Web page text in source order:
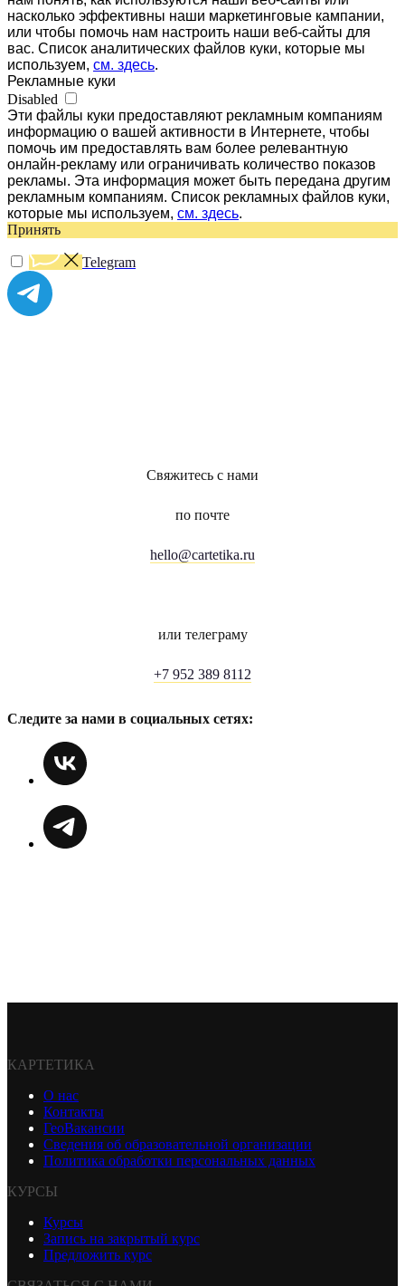
насколько эффективны наши маркетинговые кампании,
или чтобы помочь нам настроить наши веб-сайты для
вас. Список аналитических файлов куки, которые мы
используем, см. здесь.
Рекламные куки
Disabled
Эти файлы куки предоставляют рекламным компаниям
информацию о вашей активности в Интернете, чтобы
помочь им предоставлять вам более релевантную
онлайн-рекламу или ограничивать количество показов
рекламы. Эта информация может быть передана другим
рекламным компаниям. Список рекламных файлов куки,
которые мы используем, см. здесь.
Принять
Telegram
Свяжитесь с нами
по почте
hello@cartetika.ru
или телеграму
+7 952 389 8112
Следите за нами в социальных сетях:
КАРТЕТИКА
О нас
Контакты
ГеоВакансии
Сведения об образовательной организации
Политика обработки персональных данных
КУРСЫ
Курсы
Запись на закрытый курс
Предложить курс